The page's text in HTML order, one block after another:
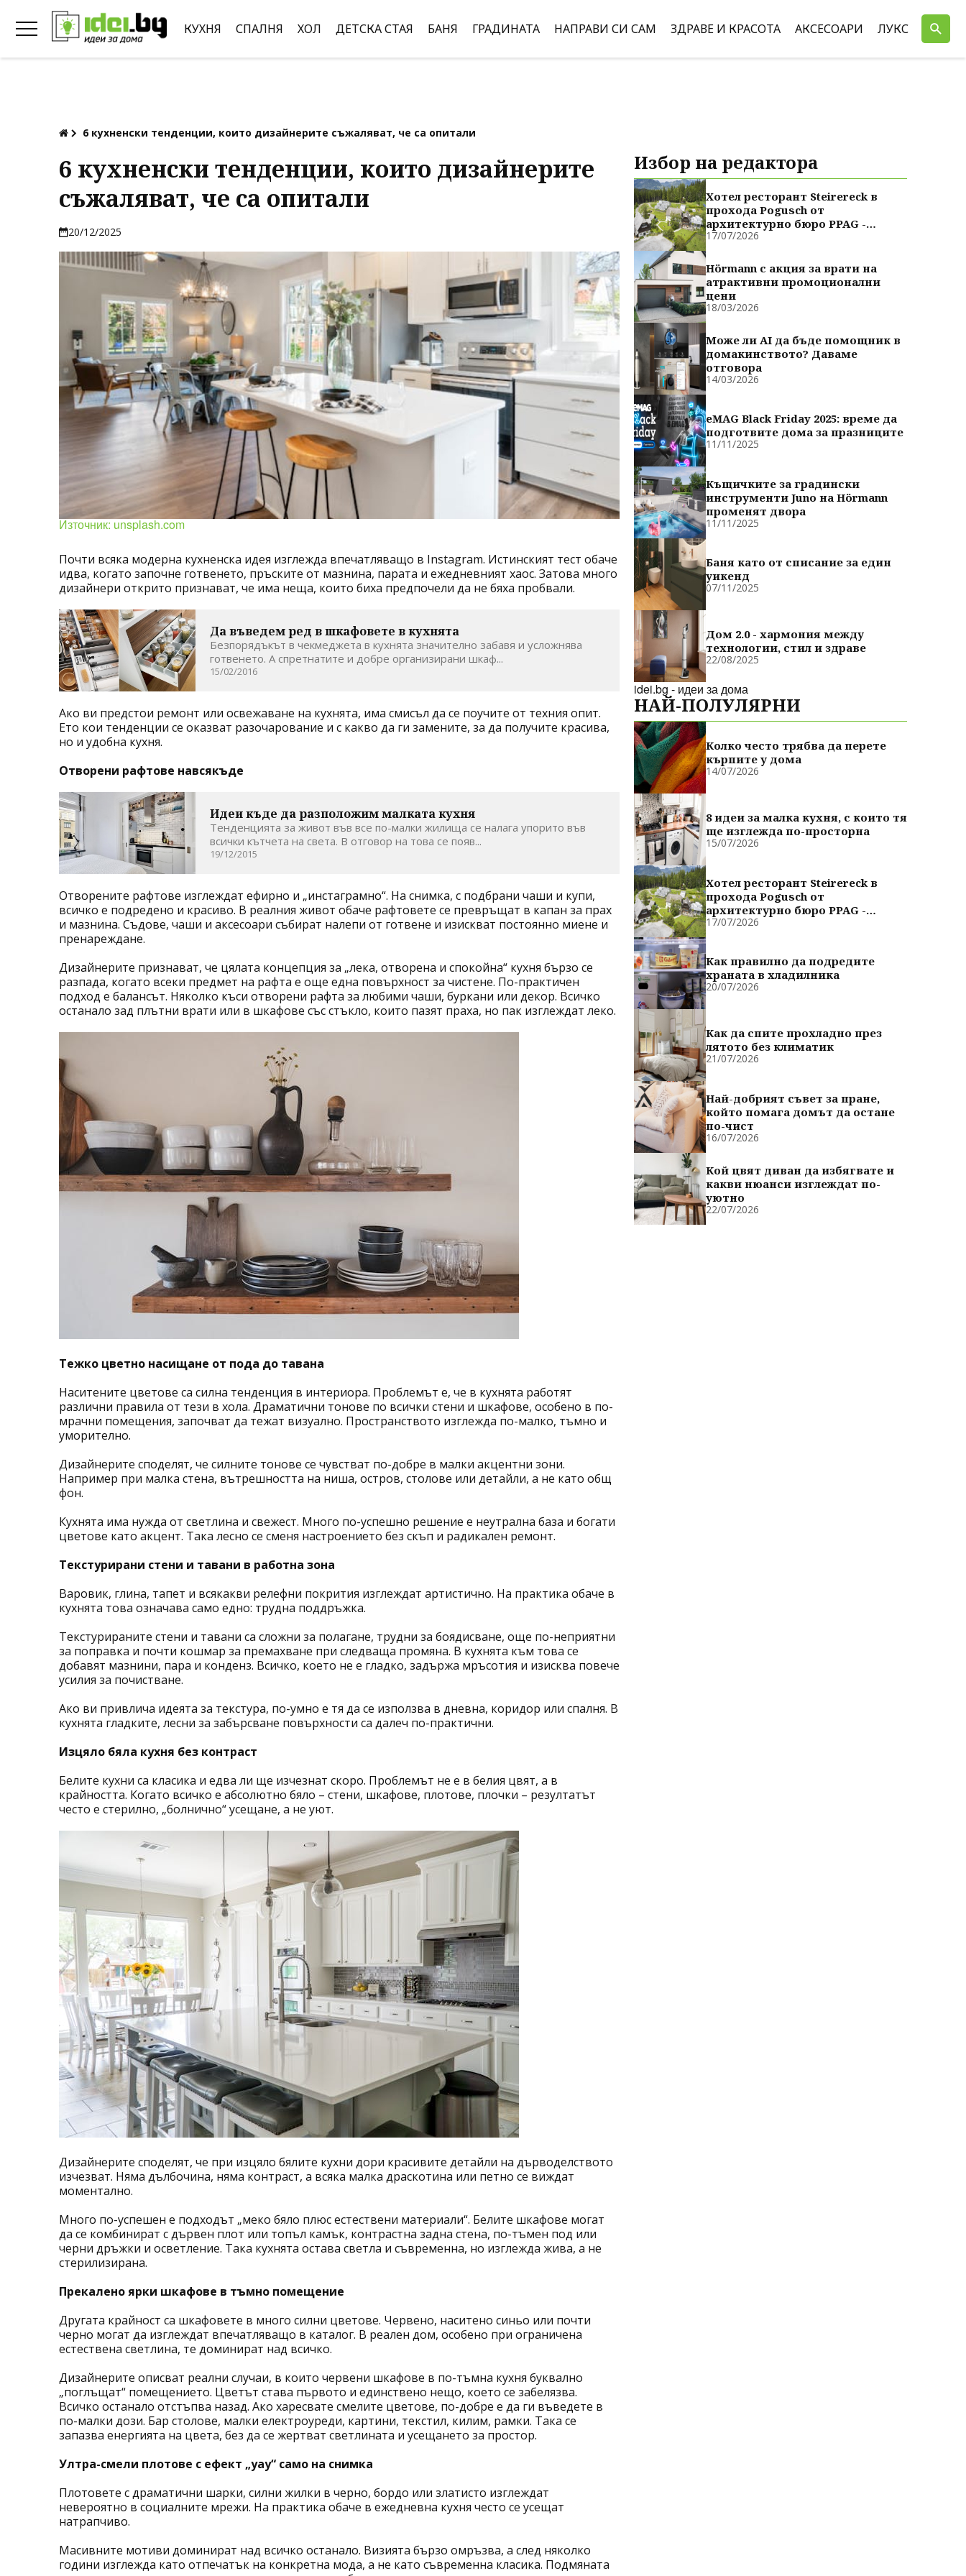
КУХНЯ СПАЛНЯ ХОЛ ДЕТСКА СТАЯ БАНЯ ГРАДИНАТА НАПРАВИ СИ САМ ЗДРАВЕ И КРАСОТА АКСЕСОАРИ ЛУКС
6 кухненски тенденции, които дизайнерите съжаляват, че са опитали
6 кухненски тенденции, които дизайнерите
съжаляват, че са опитали
20/12/2025
Източник: unsplash.com
Почти всяка модерна кухненска идея изглежда впечатляващо в Instagram. Истинският тест обаче
идва, когато започне готвенето, пръските от мазнина, парата и ежедневният хаос. Затова много
дизайнери открито признават, че има неща, които биха предпочели да не бяха пробвали.
Да въведем ред в шкафовете в кухнята
Безпорядъкът в чекмеджета в кухнята значително забавя и усложнява
готвенето. А спретнатите и добре организирани шкаф...
15/02/2016
Ако ви предстои ремонт или освежаване на кухнята, има смисъл да се поучите от техния опит.
Ето кои тенденции се оказват разочарование и с какво да ги замените, за да получите красива,
но и удобна кухня.
Отворени рафтове навсякъде
Идеи къде да разположим малката кухня
Тенденцията за живот във все по-малки жилища се налага упорито във
всички кътчета на света. В отговор на това се появ...
19/12/2015
Отворените рафтове изглеждат ефирно и „инстаграмно“. На снимка, с подбрани чаши и купи,
всичко е подредено и красиво. В реалния живот обаче рафтовете се превръщат в капан за прах
и мазнина. Съдове, чаши и аксесоари събират налепи от готвене и изискват постоянно миене и
пренареждане.
Дизайнерите признават, че цялата концепция за „лека, отворена и спокойна“ кухня бързо се
разпада, когато всеки предмет на рафта е още една повърхност за чистене. По-практичен
подход е балансът. Няколко къси отворени рафта за любими чаши, буркани или декор. Всичко
останало зад плътни врати или в шкафове със стъкло, които пазят праха, но пак изглеждат леко.
Тежко цветно насищане от пода до тавана
Наситените цветове са силна тенденция в интериора. Проблемът е, че в кухнята работят
различни правила от тези в хола. Драматични тонове по всички стени и шкафове, особено в по-
мрачни помещения, започват да тежат визуално. Пространството изглежда по-малко, тъмно и
уморително.
Дизайнерите споделят, че силните тонове се чувстват по-добре в малки акцентни зони.
Например при малка стена, вътрешността на ниша, остров, столове или детайли, а не като общ
фон.
Кухнята има нужда от светлина и свежест. Много по-успешно решение е неутрална база и богати
цветове като акцент. Така лесно се сменя настроението без скъп и радикален ремонт.
Текстурирани стени и тавани в работна зона
Варовик, глина, тапет и всякакви релефни покрития изглеждат артистично. На практика обаче в
кухнята това означава само едно: трудна поддръжка.
Текстурираните стени и тавани са сложни за полагане, трудни за боядисване, още по-неприятни
за поправка и почти кошмар за премахване при следваща промяна. В кухнята към това се
добавят мазнини, пара и конденз. Всичко, което не е гладко, задържа мръсотия и изисква повече
усилия за почистване.
Ако ви привлича идеята за текстура, по-умно е тя да се използва в дневна, коридор или спалня. В
кухнята гладките, лесни за забърсване повърхности са далеч по-практични.
Изцяло бяла кухня без контраст
Белите кухни са класика и едва ли ще изчезнат скоро. Проблемът не е в белия цвят, а в
крайността. Когато всичко е абсолютно бяло – стени, шкафове, плотове, плочки – резултатът
често е стерилно, „болнично“ усещане, а не уют.
Дизайнерите споделят, че при изцяло бялите кухни дори красивите детайли на дърводелството
изчезват. Няма дълбочина, няма контраст, а всяка малка драскотина или петно се виждат
моментално.
Много по-успешен е подходът „меко бяло плюс естествени материали“. Белите шкафове могат
да се комбинират с дървен плот или топъл камък, контрастна задна стена, по-тъмен под или
черни дръжки и осветление. Така кухнята остава светла и съвременна, но изглежда жива, а не
стерилизирана.
Прекалено ярки шкафове в тъмно помещение
Другата крайност са шкафовете в много силни цветове. Червено, наситено синьо или почти
черно могат да изглеждат впечатляващо в каталог. В реален дом, особено при ограничена
естествена светлина, те доминират над всичко.
Дизайнерите описват реални случаи, в които червени шкафове в по-тъмна кухня буквално
„поглъщат“ помещението. Цветът става първото и единствено нещо, което се забелязва.
Всичко останало отстъпва назад. Ако харесвате смелите цветове, по-добре е да ги въведете в
по-малки дози. Бар столове, малки електроуреди, картини, текстил, килим, рамки. Така се
запазва енергията на цвета, без да се жертват светлината и усещането за простор.
Ултра-смели плотове с ефект „уау“ само на снимка
Плотовете с драматични шарки, силни жилки в черно, бордо или златисто изглеждат
невероятно в социалните мрежи. На практика обаче в ежедневна кухня често се усещат
натрапчиво.
Масивните мотиви доминират над всичко останало. Визията бързо омръзва, а след няколко
години изглежда като отпечатък на конкретна мода, а не като съвременна класика. Подмяната
Избор на редактора
Хотел ресторант Steirereck в
прохода Pogusch от
архитектурно бюро PPAG -
духовно сродни
17/07/2026
Hörmann с акция за врати на
атрактивни промоционални
цени
18/03/2026
Може ли AI да бъде помощник в
домакинството? Даваме
отговора
14/03/2026
eMAG Black Friday 2025: време да
подготвите дома за празниците
11/11/2025
Къщичките за градински
инструменти Juno на Hörmann
променят двора
11/11/2025
Баня като от списание за един
уикенд
07/11/2025
Дом 2.0 - хармония между
технологии, стил и здраве
22/08/2025
idei.bg - идеи за дома
НАЙ-ПОЛУЛЯРНИ
Колко често трябва да перете
кърпите у дома
14/07/2026
8 идеи за малка кухня, с които тя
ще изглежда по-просторна
15/07/2026
Хотел ресторант Steirereck в
прохода Pogusch от
архитектурно бюро PPAG -
духовно сродни
17/07/2026
Как правилно да подредите
храната в хладилника
20/07/2026
Как да спите прохладно през
лятото без климатик
21/07/2026
Най-добрият съвет за пране,
който помага домът да остане
по-чист
16/07/2026
Кой цвят диван да избягвате и
какви нюанси изглеждат по-
уютно
22/07/2026